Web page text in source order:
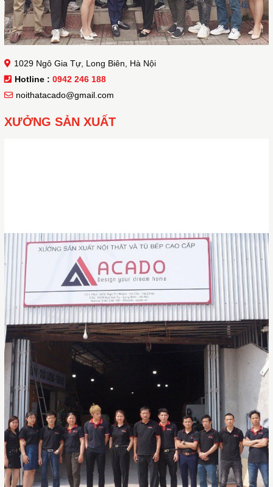
1029 Ngô Gia Tự, Long Biên, Hà Nội
Hotline : 0942 246 188
noithatacado@gmail.com
XƯỞNG SẢN XUẤT